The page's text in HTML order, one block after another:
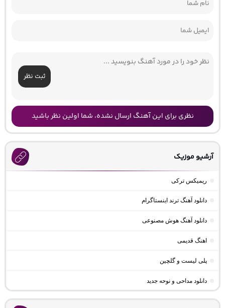
ثبت نظر
نظری برای این آهنگ ارسال نشده، شما اولین نظر باشید
آرشیو موزیک
ریمیکس ترکی
دانلود آهنگ ترند اینستاگرام
دانلود آهنگ هوش مصنوعی
اهنگ قدیمی
پلی لیست و گلچین
دانلود مداحی و نوحه جدید